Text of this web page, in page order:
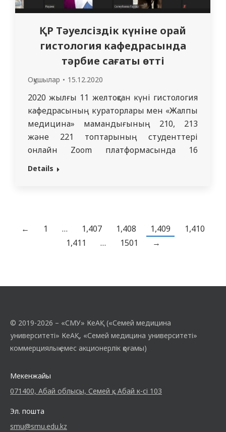
ҚР Тәуелсіздік күніне орай
гистология кафедрасында
тәрбие сағаты өтті
Оқушылар 15.12.2020
2020 жылғы 11 желтоқсан күні гистология
кафедрасының кураторлары мен «Жалпы
медицина» мамандығының 210, 213
және 221 топтарының студенттері
онлайн Zoom платформасында 16
желтоқсан – Қазақстан Республикасының
жасаған таңдауының тарихи күші – ата-
бабаларымыздың, қайтпас қайсар
Details
← 1 … 1,407 1,408 1,409
1,410
1,411
… 1501 →
© 2019-2026 – «СМУ» КеАҚ («Семей медицина
университеті» КеАҚ, «Семей медицина университеті»
коммерциялық емес акционерлік қоғамы)
Мекенжайы
071400, Абай облысы, Семей қ., Абай к-сі 103
Эл. пошта
smu@smu.edu.kz